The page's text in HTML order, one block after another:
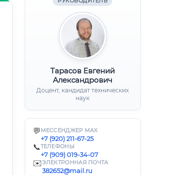
Тарасов Евгений
Александрович
Доцент, кандидат технических
наук
💬 МЕССЕНДЖЕР MAX
+7 (920) 211-67-25
📞ТЕЛЕФОНЫ
+7 (909) 019-34-07
✉️ЭЛЕКТРОННАЯ ПОЧТА
382652@mail.ru